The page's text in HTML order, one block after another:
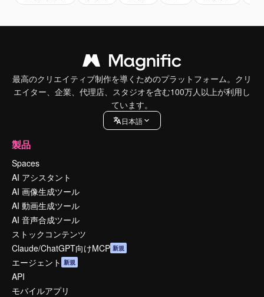
最高のクリエイティブ制作を導くためのプラットフォーム。クリ
エイター、企業、代理店、スタジオを含む100万人以上が利用し
ています。
日本語
製品
Spaces
AI アシスタント
AI 画像生成ツール
AI 動画生成ツール
AI 音声合成ツール
ストックコンテンツ
Claude/ChatGPT向けMCP 新規
エージェント 新規
API
モバイルアプリ